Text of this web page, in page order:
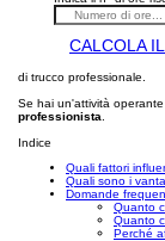
CALCOLA
di trucco professionale.
Se hai un'attività
professionista
Indice
Quali fattori
Quali sono i
Domande
Quanto
Quanto
Perché